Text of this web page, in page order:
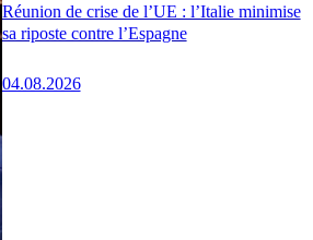
Réunion de crise de l’UE : l’Italie minimise
sa riposte contre l’Espagne
04.08.2026